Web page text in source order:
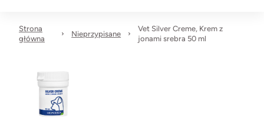
Strona
główna
Nieprzypisane
Vet Silver Creme, Krem z
jonami srebra 50 ml